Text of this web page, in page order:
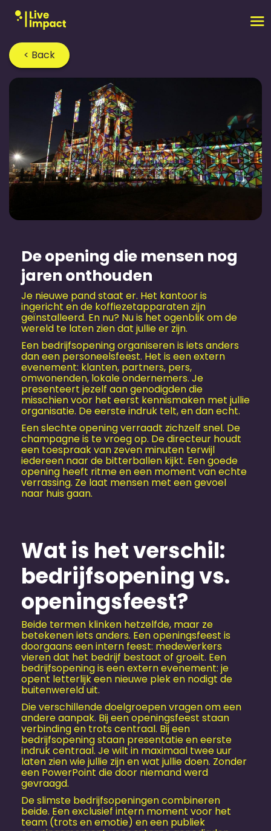
< Back
Home›Blog
De opening die mensen nog
jaren onthouden
Je nieuwe pand staat er. Het kantoor is
ingericht en de koffiezetapparaten zijn
geïnstalleerd. En nu? Nu is het ogenblik om de
wereld te laten zien dat jullie er zijn.
Een bedrijfsopening organiseren is iets anders
dan een personeels­feest. Het is een extern
evenement: klanten, partners, pers,
omwonenden, lokale ondernemers. Je
presenteert jezelf aan genodigden die
misschien voor het eerst kennismaken met jullie
organisatie. De eerste indruk telt, en dan echt.
Een slechte opening verraadt zichzelf snel. De
champagne is te vroeg op. De directeur houdt
een toespraak van zeven minuten terwijl
iedereen naar de bitterballen kijkt. Een goede
opening heeft ritme en een moment van echte
verrassing. Ze laat mensen met een gevoel
naar huis gaan.
Wat is het verschil:
bedrijfsopening vs.
openingsfeest?
Beide termen klinken hetzelfde, maar ze
betekenen iets anders. Een openingsfeest is
doorgaans een intern feest: medewerkers
vieren dat het bedrijf bestaat of groeit. Een
bedrijfsopening is een extern evenement: je
opent letterlijk een nieuwe plek en nodigt de
buitenwereld uit.
Die verschillende doelgroepen vragen om een
andere aanpak. Bij een openingsfeest staan
verbinding en trots centraal. Bij een
bedrijfsopening staan presentatie en eerste
indruk centraal. Je wilt in maximaal twee uur
laten zien wie jullie zijn en wat jullie doen. Zonder
een PowerPoint die door niemand werd
gevraagd.
De slimste bedrijfsopeningen combineren
beide. Een exclusief intern moment voor het
team (trots en emotie) en een publiek